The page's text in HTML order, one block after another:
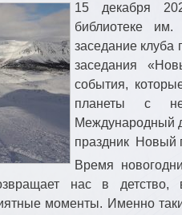
15 декабря
библиотеке
заседание клуба
заседания
события,
планеты с
Международный
праздник Новый
Время
нас в
моменты. Именно